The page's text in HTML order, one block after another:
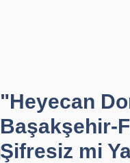
"Heyecan
Başakşehir-
Şifresiz mi